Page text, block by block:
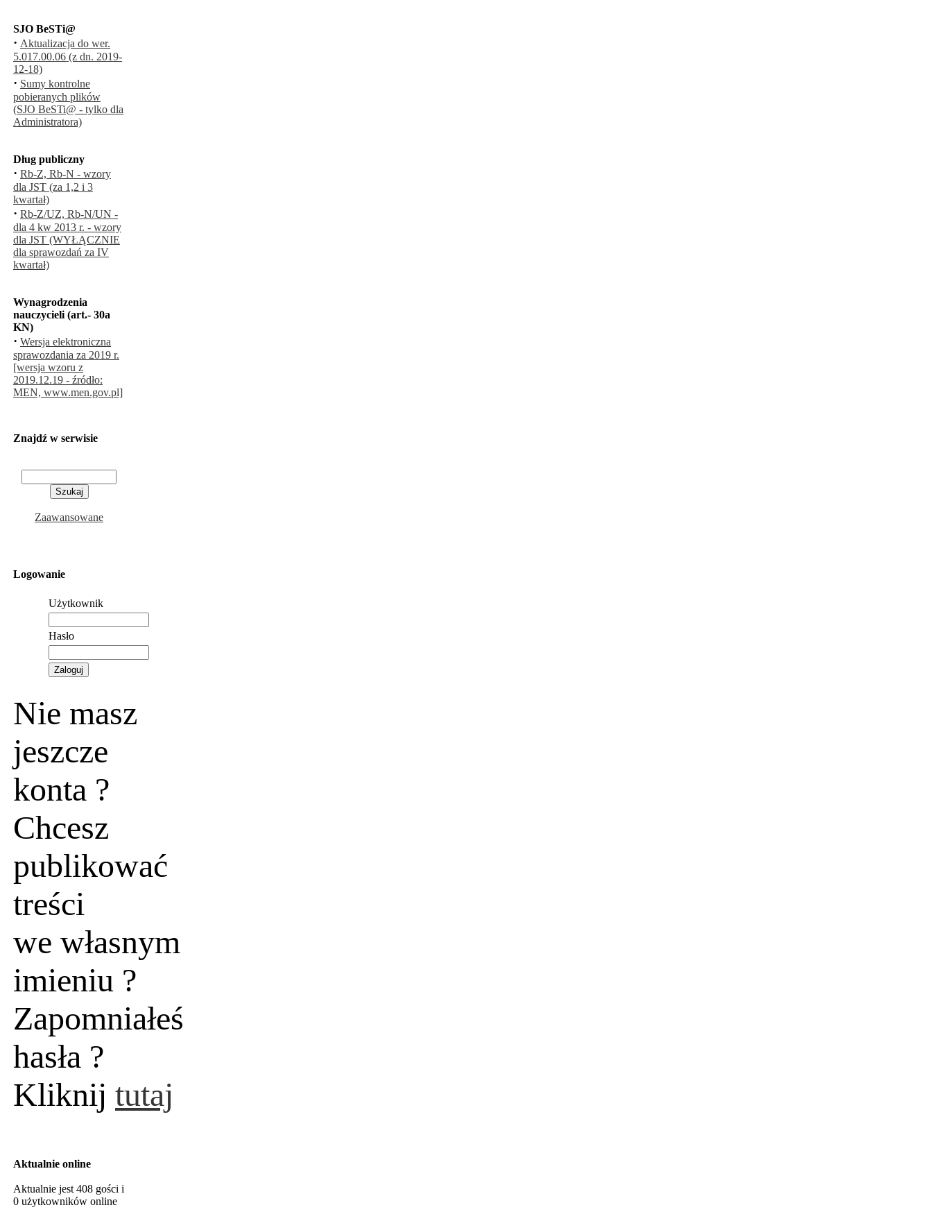
SJO BeSTi@
· Aktualizacja do wer.
5.017.00.06 (z dn. 2019-
12-18)
· Sumy kontrolne
pobieranych plików
(SJO BeSTi@ - tylko dla
Administratora)
Dług publiczny
· Rb-Z, Rb-N - wzory
dla JST (za 1,2 i 3
kwartał)
· Rb-Z/UZ, Rb-N/UN -
dla 4 kw 2013 r. - wzory
dla JST (WYŁĄCZNIE
dla sprawozdań za IV
kwartał)
Wynagrodzenia
nauczycieli (art.- 30a
KN)
· Wersja elektroniczna
sprawozdania za 2019 r.
[wersja wzoru z
2019.12.19 - źródło:
MEN, www.men.gov.pl]
Znajdź w serwisie
Zaawansowane
Logowanie
Użytkownik
Hasło
Nie masz
jeszcze
konta ?
Chcesz
publikować
treści
we własnym
imieniu ?
Zapomniałeś
hasła ?
Kliknij tutaj
Aktualnie online
Aktualnie jest 408 gości i
0 użytkowników online